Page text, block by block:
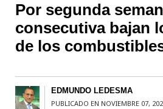
Por segunda
consecutiva bajan
de los
EDMUNDO LEDESMA
PUBLICADO EN NOVIEMBRE 07,